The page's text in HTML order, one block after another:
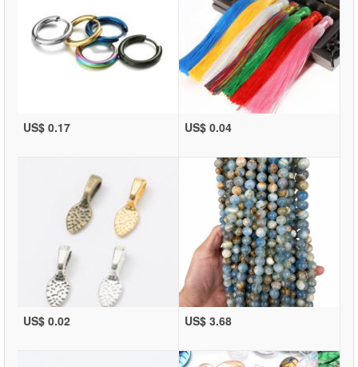
US$ 0.17 US$ 0.04
US$ 0.02 US$ 3.68